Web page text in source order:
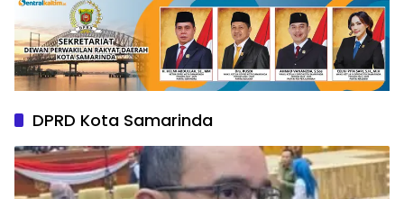
DPRD Kota Samarinda